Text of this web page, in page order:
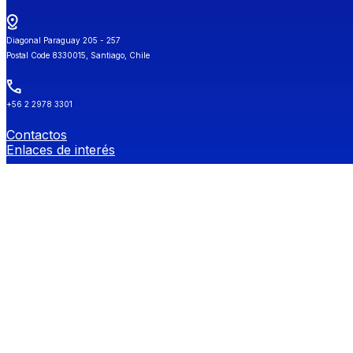
Diagonal Paraguay 205 - 257
Postal Code 8330015, Santiago, Chile
+56 2 2978 3301
Contactos
Enlaces de interés